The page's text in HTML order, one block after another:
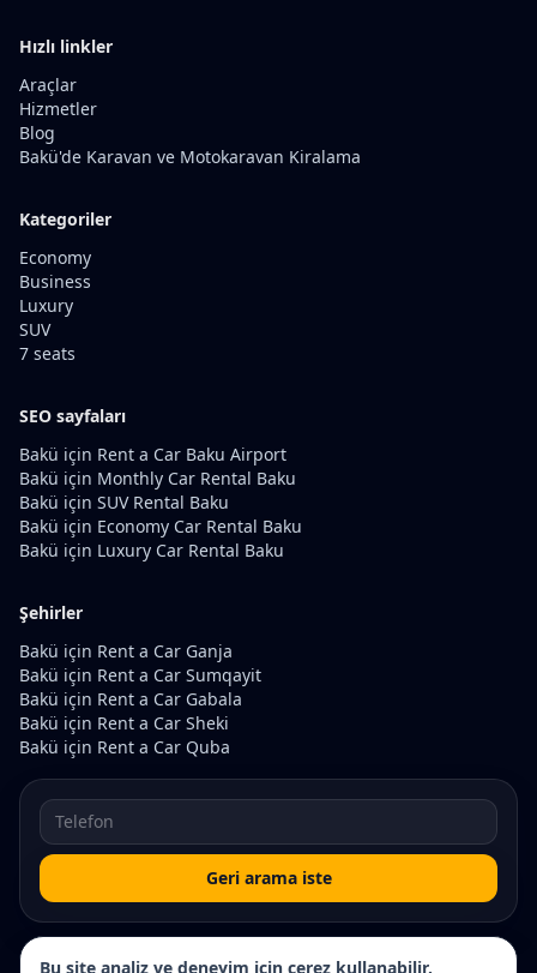
Hızlı linkler
Araçlar
Hizmetler
Blog
Bakü'de Karavan ve Motokaravan Kiralama
Kategoriler
Economy
Business
Luxury
SUV
7 seats
SEO sayfaları
Bakü için Rent a Car Baku Airport
Bakü için Monthly Car Rental Baku
Bakü için SUV Rental Baku
Bakü için Economy Car Rental Baku
Bakü için Luxury Car Rental Baku
Şehirler
Bakü için Rent a Car Ganja
Bakü için Rent a Car Sumqayit
Bakü için Rent a Car Gabala
Bakü için Rent a Car Sheki
Bakü için Rent a Car Quba
Geri arama iste
Bu site analiz ve deneyim için çerez kullanabilir.